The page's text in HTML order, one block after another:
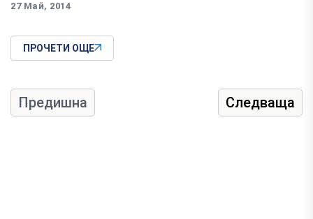
27 Май, 2014
ПРОЧЕТИ ОЩЕ
Предишна Следваща